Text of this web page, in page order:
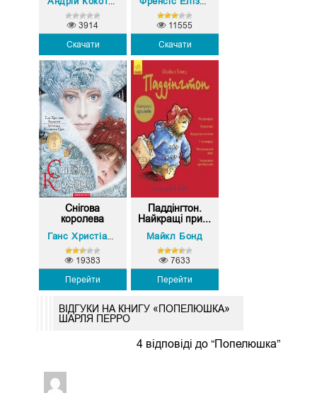
Скачати
3914
Скачати
11555
Снігова
королева
Ганс Христіан Андерсен
Перейти
19383
Паддінгтон.
Найкращі при...
Майкл Бонд
Перейти
7633
ВІДГУКИ НА КНИГУ «ПОПЕЛЮШКА»
ШАРЛЯ ПЕРРО
4 відповіді до “Попелюшка”